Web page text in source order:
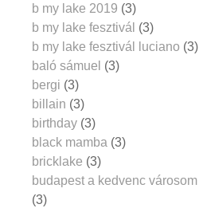
b my lake 2019 (3)
b my lake fesztivál (3)
b my lake fesztivál luciano (3)
baló sámuel (3)
bergi (3)
billain (3)
birthday (3)
black mamba (3)
bricklake (3)
budapest a kedvenc városom
(3)